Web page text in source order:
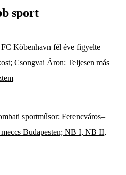
sport
Köbenhavn fél éve figyelte
Csongvai Áron: Teljesen más
sportműsor: Ferencváros–
Budapesten; NB I, NB II,